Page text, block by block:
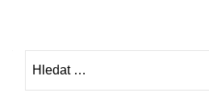
příspěvky